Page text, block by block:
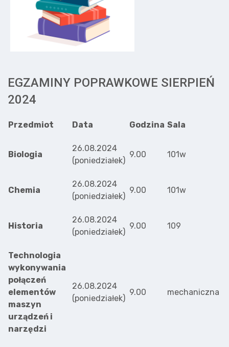
EGZAMINY POPRAWKOWE SIERPIEŃ
2024
Przedmiot Data Godzina Sala
Biologia
26.08.2024
(poniedziałek)
9.00 101w
Chemia
26.08.2024
(poniedziałek)
9.00 101w
Historia
26.08.2024
(poniedziałek)
9.00 109
Technologia
wykonywania
połączeń
elementów
maszyn
urządzeń i
narzędzi
26.08.2024
(poniedziałek)
9.00 mechaniczna